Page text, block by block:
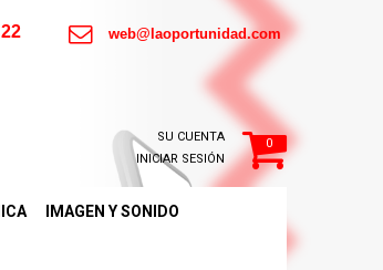
web@laoportunidad.com
0
SU CUENTA
INICIAR SESIÓN
IMAGEN Y SONIDO